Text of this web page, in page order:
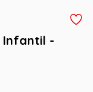
Infantil -